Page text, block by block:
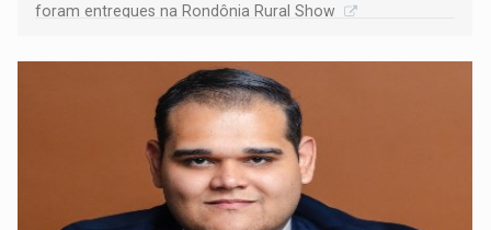
foram entregues na Rondônia Rural Show